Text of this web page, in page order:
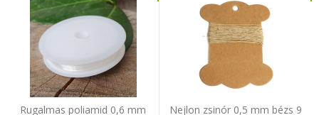
Rugalmas poliamid 0,6 mm
Nejlon zsinór 0,5 mm bézs 9